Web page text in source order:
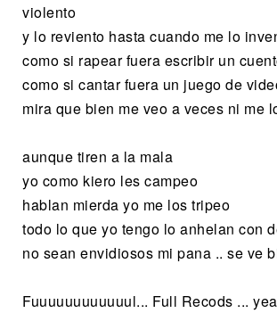
violento
y lo reviento hasta cuando me lo
como si rapear fuera escribir un
como si cantar fuera un juego de
mira que bien me veo a veces ni me
aunque tiren a la mala
yo como kiero les campeo
hablan mierda yo me los tripeo
todo lo que yo tengo lo anhelan con
no sean envidiosos mi pana .. se ve
Fuuuuuuuuuuuul... Full Recods ...